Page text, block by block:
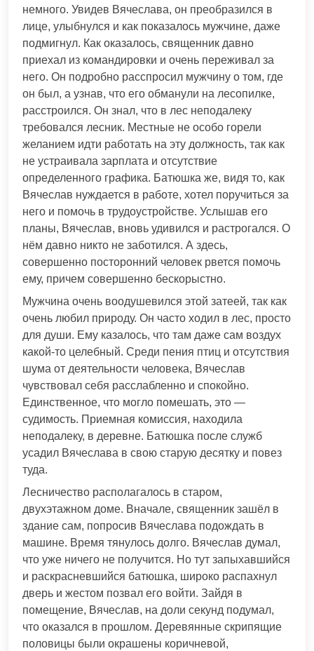
немного. Увидев Вячеслава, он преобразился в
лице, улыбнулся и как показалось мужчине, даже
подмигнул. Как оказалось, священник давно
приехал из командировки и очень переживал за
него. Он подробно расспросил мужчину о том, где
он был, а узнав, что его обманули на лесопилке,
расстроился. Он знал, что в лес неподалеку
требовался лесник. Местные не особо горели
желанием идти работать на эту должность, так как
не устраивала зарплата и отсутствие
определенного графика. Батюшка же, видя то, как
Вячеслав нуждается в работе, хотел поручиться за
него и помочь в трудоустройстве. Услышав его
планы, Вячеслав, вновь удивился и растрогался. О
нём давно никто не заботился. А здесь,
совершенно посторонний человек рвется помочь
ему, причем совершенно бескорыстно.
Мужчина очень воодушевился этой затеей, так как
очень любил природу. Он часто ходил в лес, просто
для души. Ему казалось, что там даже сам воздух
какой-то целебный. Среди пения птиц и отсутствия
шума от деятельности человека, Вячеслав
чувствовал себя расслабленно и спокойно.
Единственное, что могло помешать, это —
судимость. Приемная комиссия, находила
неподалеку, в деревне. Батюшка после служб
усадил Вячеслава в свою старую десятку и повез
туда.
Лесничество располагалось в старом,
двухэтажном доме. Вначале, священник зашёл в
здание сам, попросив Вячеслава подождать в
машине. Время тянулось долго. Вячеслав думал,
что уже ничего не получится. Но тут запыхавшийся
и раскрасневшийся батюшка, широко распахнул
дверь и жестом позвал его войти. Зайдя в
помещение, Вячеслав, на доли секунд подумал,
что оказался в прошлом. Деревянные скрипящие
половицы были окрашены коричневой,